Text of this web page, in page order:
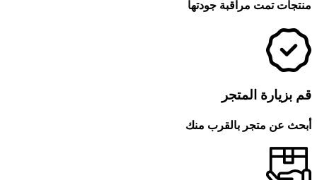
منتجات تمت مراقبة جودتها
قم بزيارة المتجر
أبحث عن متجر بالقرب منك